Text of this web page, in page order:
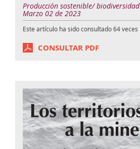
Producción sostenible/ biodiversidad
Marzo 02 de 2023
Este artículo ha sido consultado64veces
CONSULTAR PDF